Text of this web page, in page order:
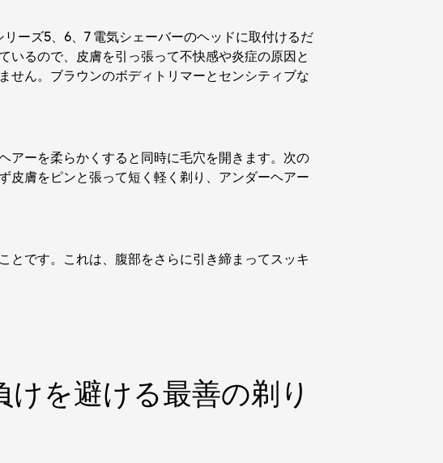
ーズ5、6、7 電気シェーバーのヘッドに取付けるだ
いるので、皮膚を引っ張って不快感や炎症の原因と
せん。ブラウンのボディトリマーとセンシティブな
アーを柔らかくすると同時に毛穴を開きます。次の
皮膚をピンと張って短く軽く剃り、アンダーヘアー
とです。これは、腹部をさらに引き締まってスッキ
を避ける最善の剃り